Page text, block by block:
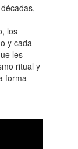
los
y cada
les
ritual y
forma